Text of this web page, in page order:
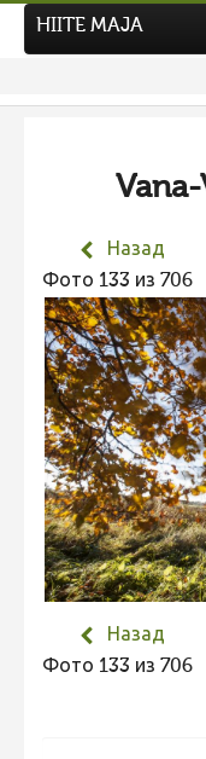
Hiite kuvavõistlus
Фотоконкурс
Не
Видео 2025
Фотоконкурс
Не
Видео 2024
Фотоконкурс
Не
HIITE MAJA
Назад
Фото 133 из 706
Назад
Фото 133 из 706